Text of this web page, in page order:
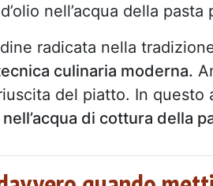
nell’acqua della pasta
radicata nella
culinaria moderna.
del piatto. In questo
di cottura della